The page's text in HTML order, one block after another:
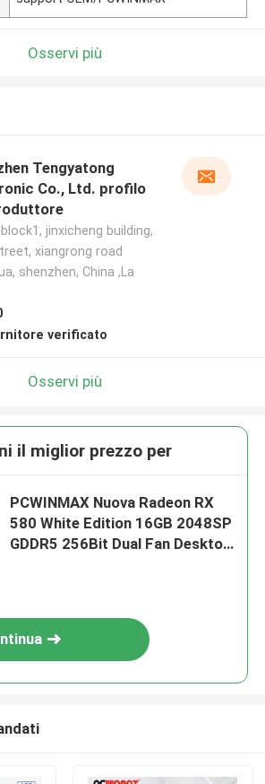
Osservi più
Tengyatong
Co., Ltd. profilo
block1, jinxicheng building,
xiangrong road
shenzhen, China ,La
verificato
Osservi più
il miglior prezzo per
PCWINMAX Nuova Radeon RX
580 White Edition 16GB 2048SP
GDDR5 256Bit Dual Fan Desktop